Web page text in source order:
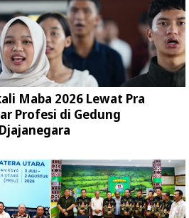
Maba 2026 Lewat Pra
Profesi di Gedung